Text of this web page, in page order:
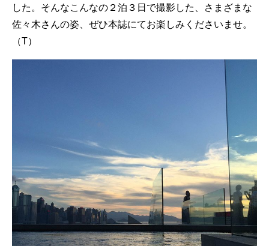
した。そんなこんなの２泊３日で撮影した、さまざまな
佐々木さんの姿、ぜひ本誌にてお楽しみくださいませ。
（T）